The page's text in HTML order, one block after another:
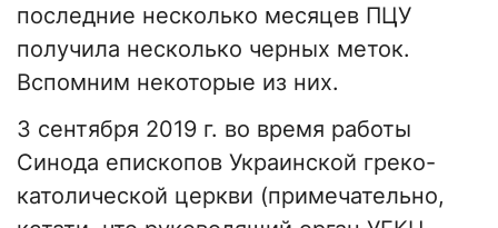
последние несколько месяцев ПЦУ
получила несколько черных меток.
Вспомним некоторые из них.
3 сентября 2019 г. во время работы
Синода епископов Украинской греко-
католической церкви (примечательно,